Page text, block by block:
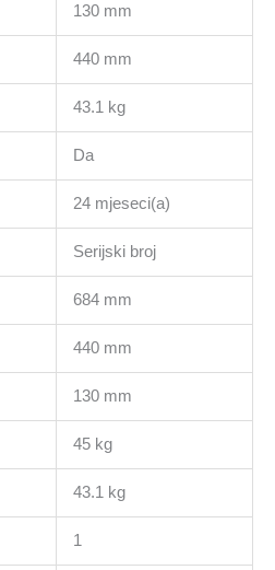
130 mm
440 mm
43.1 kg
Da
24 mjeseci(a)
Serijski broj
684 mm
440 mm
130 mm
45 kg
43.1 kg
1